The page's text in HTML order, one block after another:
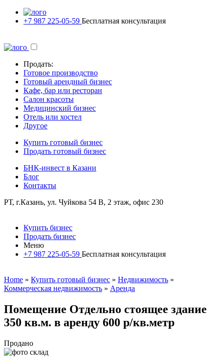
+7 987 225-05-59 Бесплатная консультация
Продать:
Готовое производство
Готовый арендный бизнес
Кафе, бар или ресторан
Салон красоты
Медицинский бизнес
Отель или хостел
Другое
Купить готовый бизнес
Продать готовый бизнес
БНК-инвест в Казани
Блог
Контакты
РТ, г.Казань, ул. Чуйкова 54 В, 2 этаж, офис 230
Купить бизнес
Продать бизнес
Меню
+7 987 225-05-59 Бесплатная консультация
Home » Купить готовый бизнес » Недвижимость »
Коммерческая недвижимость » Аренда
Помещение Отдельно стоящее здание
350 кв.м. в аренду 600 р/кв.метр
Продано